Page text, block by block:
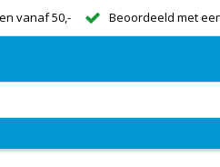
vanaf 50,- Beoordeeld met